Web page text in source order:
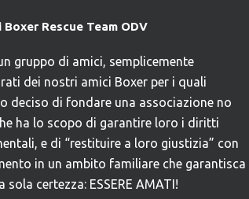
Rescue Team ODV
gruppo di amici, semplicemente
dei nostri amici Boxer per i quali
deciso di fondare una associazione no
ha lo scopo di garantire loro i diritti
e di “restituire a loro giustizia” con
in un ambito familiare che garantisca
sola certezza: ESSERE AMATI!